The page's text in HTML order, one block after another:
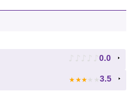
♪ ♪ ♪ ♪ ♪ 0.0
★ ★ ★ ★ ★ 3.5